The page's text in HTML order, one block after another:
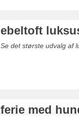
ebeltoft
Se det største udvalg af
ferie med